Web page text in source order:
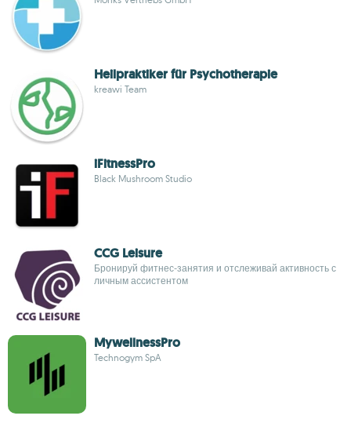
Heilpraktiker für Psychotherapie
kreawi Team
iFitnessPro
Black Mushroom Studio
CCG Leisure
Бронируй фитнес‑занятия и отслеживай активность с
личным ассистентом
MywellnessPro
Technogym SpA